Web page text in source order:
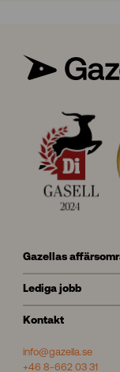
A
Gazellas
Lediga jobb
Kontakt
info@gazella.se
+46 8-662 03 31